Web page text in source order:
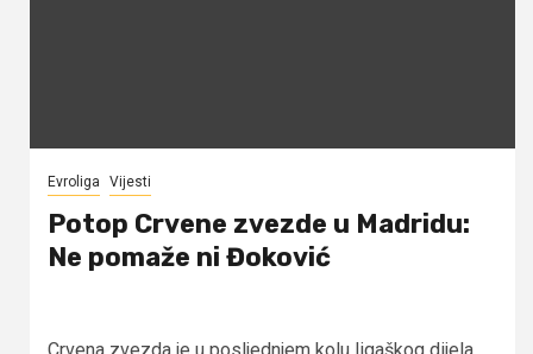
Evroliga Vijesti
Potop Crvene zvezde u Madridu:
Ne pomaže ni Đoković
Crvena zvezda je u posljednjem kolu ligaškog dijela